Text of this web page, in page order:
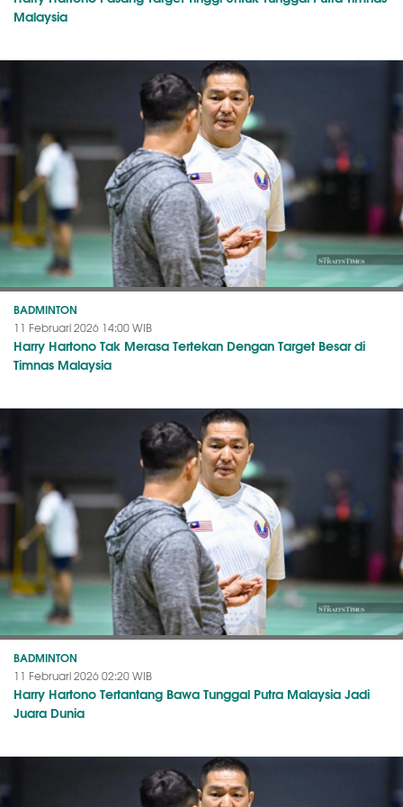
Malaysia
BADMINTON
11 Februari 2026 14:00 WIB
Harry Hartono Tak Merasa Tertekan Dengan Target Besar di
Timnas Malaysia
BADMINTON
11 Februari 2026 02:20 WIB
Harry Hartono Tertantang Bawa Tunggal Putra Malaysia Jadi
Juara Dunia